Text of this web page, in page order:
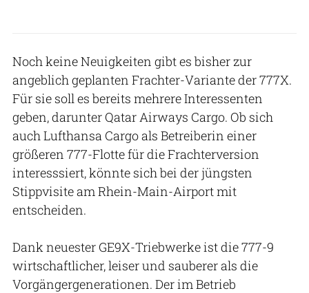
Noch keine Neuigkeiten gibt es bisher zur
angeblich geplanten Frachter-Variante der 777X.
Für sie soll es bereits mehrere Interessenten
geben, darunter Qatar Airways Cargo. Ob sich
auch Lufthansa Cargo als Betreiberin einer
größeren 777-Flotte für die Frachterversion
interesssiert, könnte sich bei der jüngsten
Stippvisite am Rhein-Main-Airport mit
entscheiden.
Dank neuester GE9X-Triebwerke ist die 777-9
wirtschaftlicher, leiser und sauberer als die
Vorgängergenerationen. Der im Betrieb